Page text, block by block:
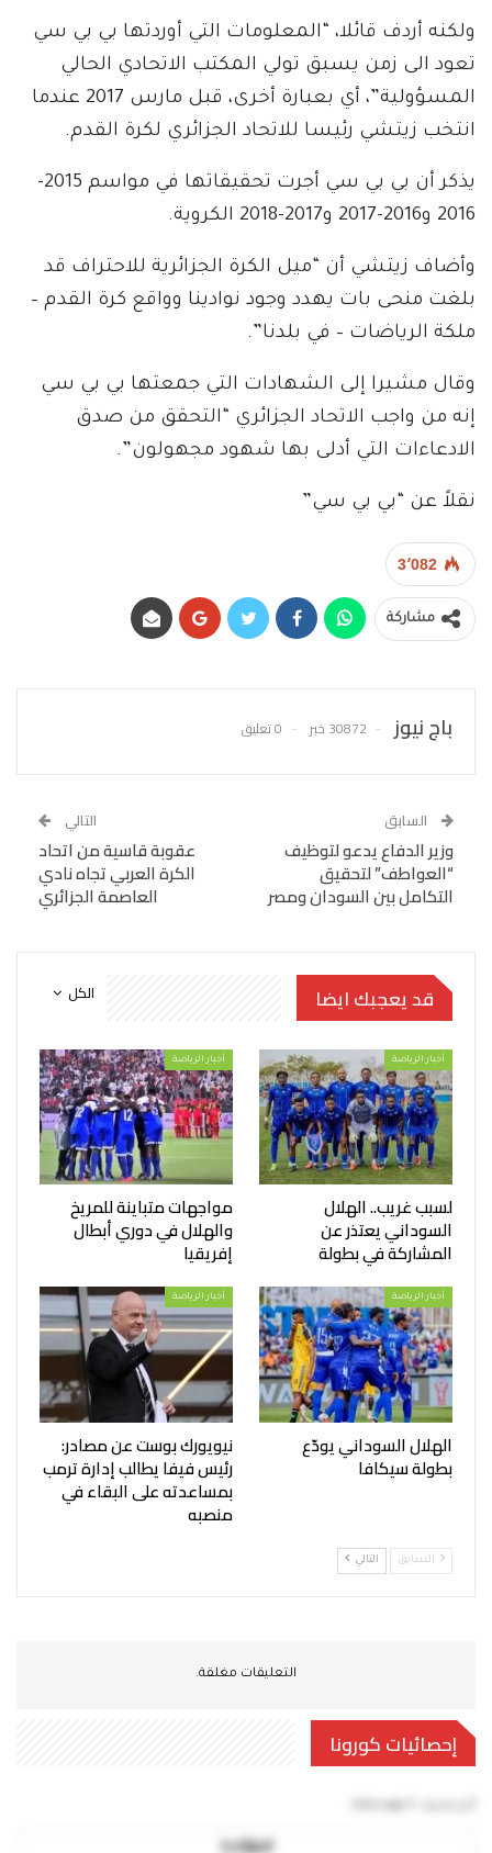
ولكنه أردف قائلا، “المعلومات التي أوردتها بي بي سي
تعود الى زمن يسبق تولي المكتب الاتحادي الحالي
المسؤولية”، أي بعبارة أخرى، قبل مارس 2017 عندما
انتخب زيتشي رئيسا للاتحاد الجزائري لكرة القدم.
يذكر أن بي بي سي أجرت تحقيقاتها في مواسم 2015-
2016 و2016-2017 و2017-2018 الكروية.
وأضاف زيتشي أن “ميل الكرة الجزائرية للاحتراف قد
بلغت منحى بات يهدد وجود نوادينا وواقع كرة القدم –
ملكة الرياضات – في بلدنا”.
وقال مشيرا إلى الشهادات التي جمعتها بي بي سي
إنه من واجب الاتحاد الجزائري “التحقق من صدق
الادعاءات التي أدلى بها شهود مجهولون”.
نقلاً عن “بي بي سي”
3٬082
مشاركة
باج نيوز 30872 خبر 0 تعليق
السابق
وزير الدفاع يدعو لتوظيف
“العواطف” لتحقيق
التكامل بين السودان ومصر
التالي
عقوبة قاسية من اتحاد
الكرة العربي تجاه نادي
العاصمة الجزائري
الكل قد يعجبك ايضا
أخبار الرياضة
لسبب غريب.. الهلال
السوداني يعتذر عن
المشاركة في بطولة
أخبار الرياضة
مواجهات متباينة للمريخ
والهلال في دوري أبطال
إفريقيا
أخبار الرياضة
الهلال السوداني يودّع
بطولة سيكافا
أخبار الرياضة
نيويورك بوست عن مصادر:
رئيس فيفا يطالب إدارة ترمب
بمساعدته على البقاء في
منصبه
السابق التالي
التعليقات مغلقة.
إحصائيات كورونا
المؤكدة